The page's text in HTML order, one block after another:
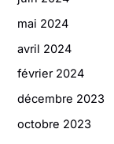
mai 2024
avril 2024
février 2024
décembre 2023
octobre 2023